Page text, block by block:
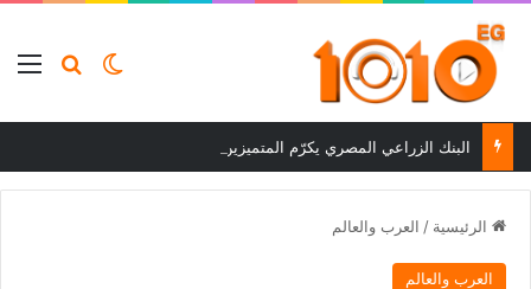
بحثالوضع
الرئيسية / العرب والعالم
العرب والعالم